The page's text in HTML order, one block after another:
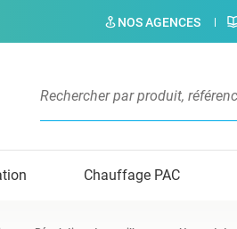
NOS AGENCES
Chauffage PAC